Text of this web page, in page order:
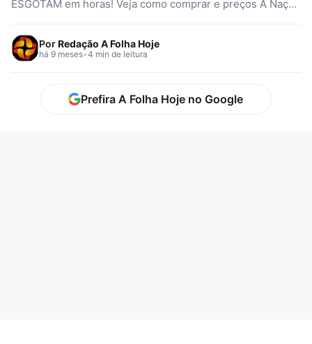
ESGOTAM em horas! Veja como comprar e preços A Nação
PorRedação A Folha Hoje
há 9 meses•4 min de leitura
Prefira A Folha Hoje no Google